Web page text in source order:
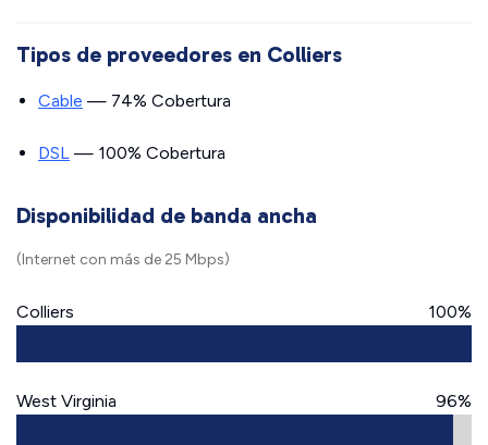
Tipos de proveedores en Colliers
Cable — 74% Cobertura
DSL — 100% Cobertura
Disponibilidad de banda ancha
(Internet con más de 25 Mbps)
Colliers 100%
West Virginia 96%